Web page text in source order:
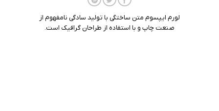
لورم ایپسوم متن ساختگی با تولید سادگی نامفهوم از
صنعت چاپ و با استفاده از طراحان گرافیک است.